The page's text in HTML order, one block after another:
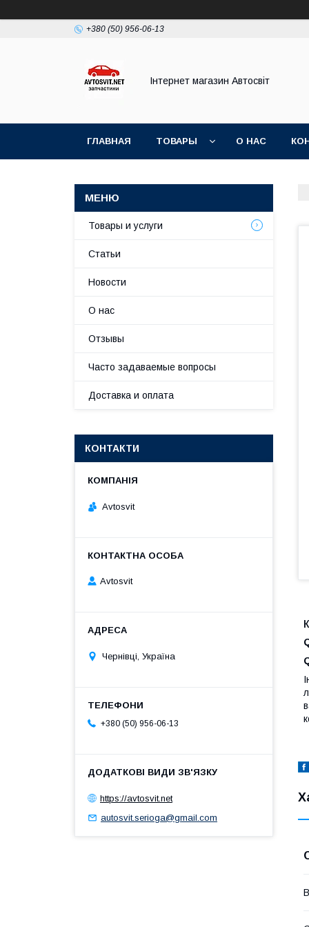
+380 (50) 956-06-13
Інтернет магазин Автосвіт
ГЛАВНАЯ ТОВАРЫ О НАС
Товары и услуги
Статьи
Новости
О нас
Отзывы
Часто задаваемые вопросы
Доставка и оплата
КОНТАКТИ
Avtosvit
Avtosvit
Чернівці, Україна
+380 (50) 956-06-13
https://avtosvit.net
autosvit.serioga@gmail.com